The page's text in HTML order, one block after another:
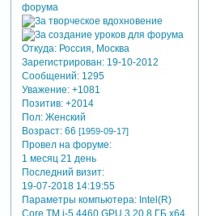
Откуда:Россия, Москва
Зарегистрирован: 19-10-2012
Сообщений:1295
Уважение: +1081
Позитив: +2014
Пол:Женский
Возраст:66 [1959-09-17]
Провел на форуме:
1 месяц 21 день
Последний визит:
19-07-2018 14:19:55
Параметры компьютера:Intel(R)
Core TM i-5 4460 GPU 3.20 8 ГБ х64